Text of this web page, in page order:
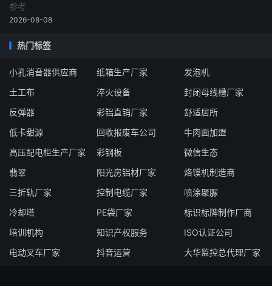
参考
2026-08-08
热门标签
小孔消音器供应商 纸箱生产厂家
发泡机
土工布
淬火设备
封闭母线槽厂家
反弹器
彩铝直销厂家
舒适居所
低卡甜源
回收报废车公司
牛肉面加盟
高压配电柜生产厂家
彩钢板
微信生态
翡翠
阳光房铝材厂家
烙馍机制造商
三折轨厂家
控制电缆厂家
喷涂聚脲
冷却塔
PE袋厂家
标识标牌制作厂商
培训机构
知识产权服务
ISO认证公司
电动叉车厂家
抖音运营 大华监控总代理厂家